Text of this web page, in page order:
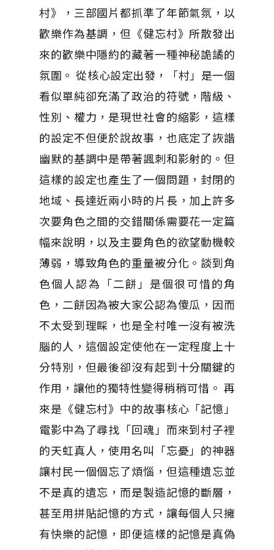
村》，三部國片都抓準了年節氣氛，以
歡樂作為基調，但《健忘村》所散發出
來的歡樂中隱約的藏著一種神秘詭譎的
氛圍。 從核心設定出發，「村」是一個
看似單純卻充滿了政治的符號，階級、
性別、權力，是現世社會的縮影，這樣
的設定不但便於說故事，也底定了詼諧
幽默的基調中是帶著諷刺和影射的。但
這樣的設定也產生了一個問題，封閉的
地域、長達近兩小時的片長，加上許多
次要角色之間的交錯關係需要花一定篇
幅來說明，以及主要角色的欲望動機較
薄弱，導致角色的重量被分化。談到角
色個人認為「二餅」是個很可惜的角
色，二餅因為被大家公認為傻瓜，因而
不太受到理睬，也是全村唯一沒有被洗
腦的人，這個設定使他在一定程度上十
分特別，但最後卻沒有起到十分關鍵的
作用，讓他的獨特性變得稍稍可惜。 再
來是《健忘村》中的故事核心「記憶」
電影中為了尋找「回魂」而來到村子裡
的天虹真人，使用名叫「忘憂」的神器
讓村民一個個忘了煩惱，但這種遺忘並
不是真的遺忘，而是製造記憶的斷層，
甚至用拼貼記憶的方式，讓每個人只擁
有快樂的記憶，即便這樣的記憶是真偽